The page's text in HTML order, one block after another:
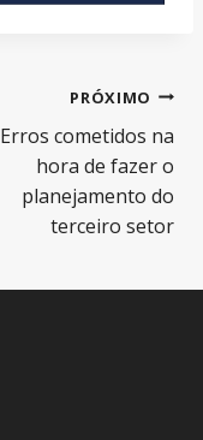
PRÓXIMO
Erros cometidos na
hora de fazer o
planejamento do
terceiro setor